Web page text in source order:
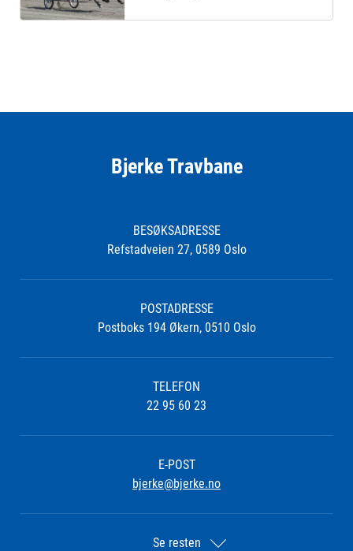
Bjerke Travbane
BESØKSADRESSE
Refstadveien 27, 0589 Oslo
POSTADRESSE
Postboks 194 Økern, 0510 Oslo
TELEFON
22 95 60 23
E-POST
bjerke@bjerke.no
Se resten